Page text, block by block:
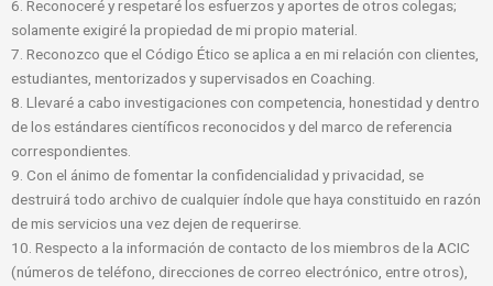
6. Reconoceré y respetaré los esfuerzos y aportes de otros colegas;
solamente exigiré la propiedad de mi propio material.
7. Reconozco que el Código Ético se aplica a en mi relación con clientes,
estudiantes, mentorizados y supervisados en Coaching.
8. Llevaré a cabo investigaciones con competencia, honestidad y dentro
de los estándares científicos reconocidos y del marco de referencia
correspondientes.
9. Con el ánimo de fomentar la confidencialidad y privacidad, se
destruirá todo archivo de cualquier índole que haya constituido en razón
de mis servicios una vez dejen de requerirse.
10. Respecto a la información de contacto de los miembros de la ACIC
(números de teléfono, direcciones de correo electrónico, entre otros),